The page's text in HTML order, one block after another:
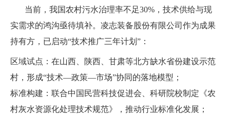
当前，我国农村污水治理率不足30%，技术供给与现
实需求的鸿沟亟待填补。凌志装备股份有限公司作为成果
持有方，已启动“技术推广三年计划”：
区域试点：在山西、陕西、甘肃等北方缺水省份建设示范
村，形成“技术—政策—市场”协同的落地模型；
标准构建：联合中国民营科技促进会、科研院校制定《农
村灰水资源化处理技术规范》，推动行业标准化发展；